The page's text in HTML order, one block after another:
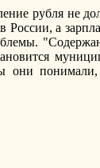
рубля не
России, а
они